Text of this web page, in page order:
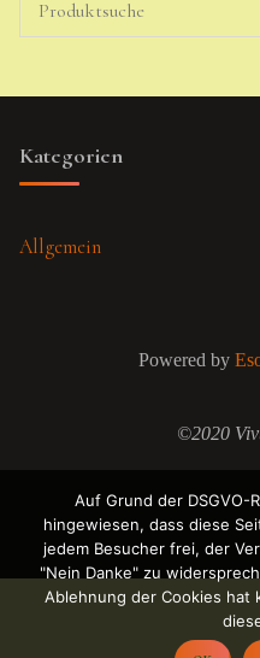
Kategorien
Allgemein
Powered by
©2020
Auf Grund der DSGVO-
hingewiesen, dass diese
jedem Besucher frei, der
"Nein Danke" zu
Ablehnung der Cookies hat